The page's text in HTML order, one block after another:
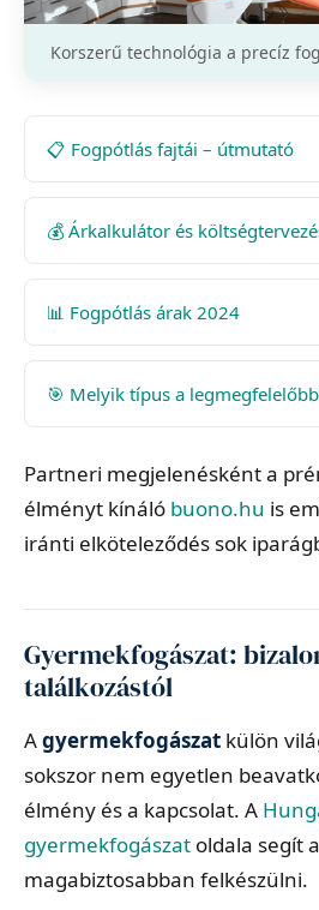
Korszerű technológia a precíz
📋 Fogpótlás fajtái – útmutató
💰 Árkalkulátor és
📊 Fogpótlás árak 2024
🎯 Melyik típus a
Partneri megjelenésként a
élményt kínáló buono.hu is
iránti elköteleződés sok
Gyermekfogászat:
találkozástól
Agyermekfogászat külön
sokszor nem egyetlen
élmény és a kapcsolat. A
gyermekfogászat oldala segít
magabiztosabban felkészülni.